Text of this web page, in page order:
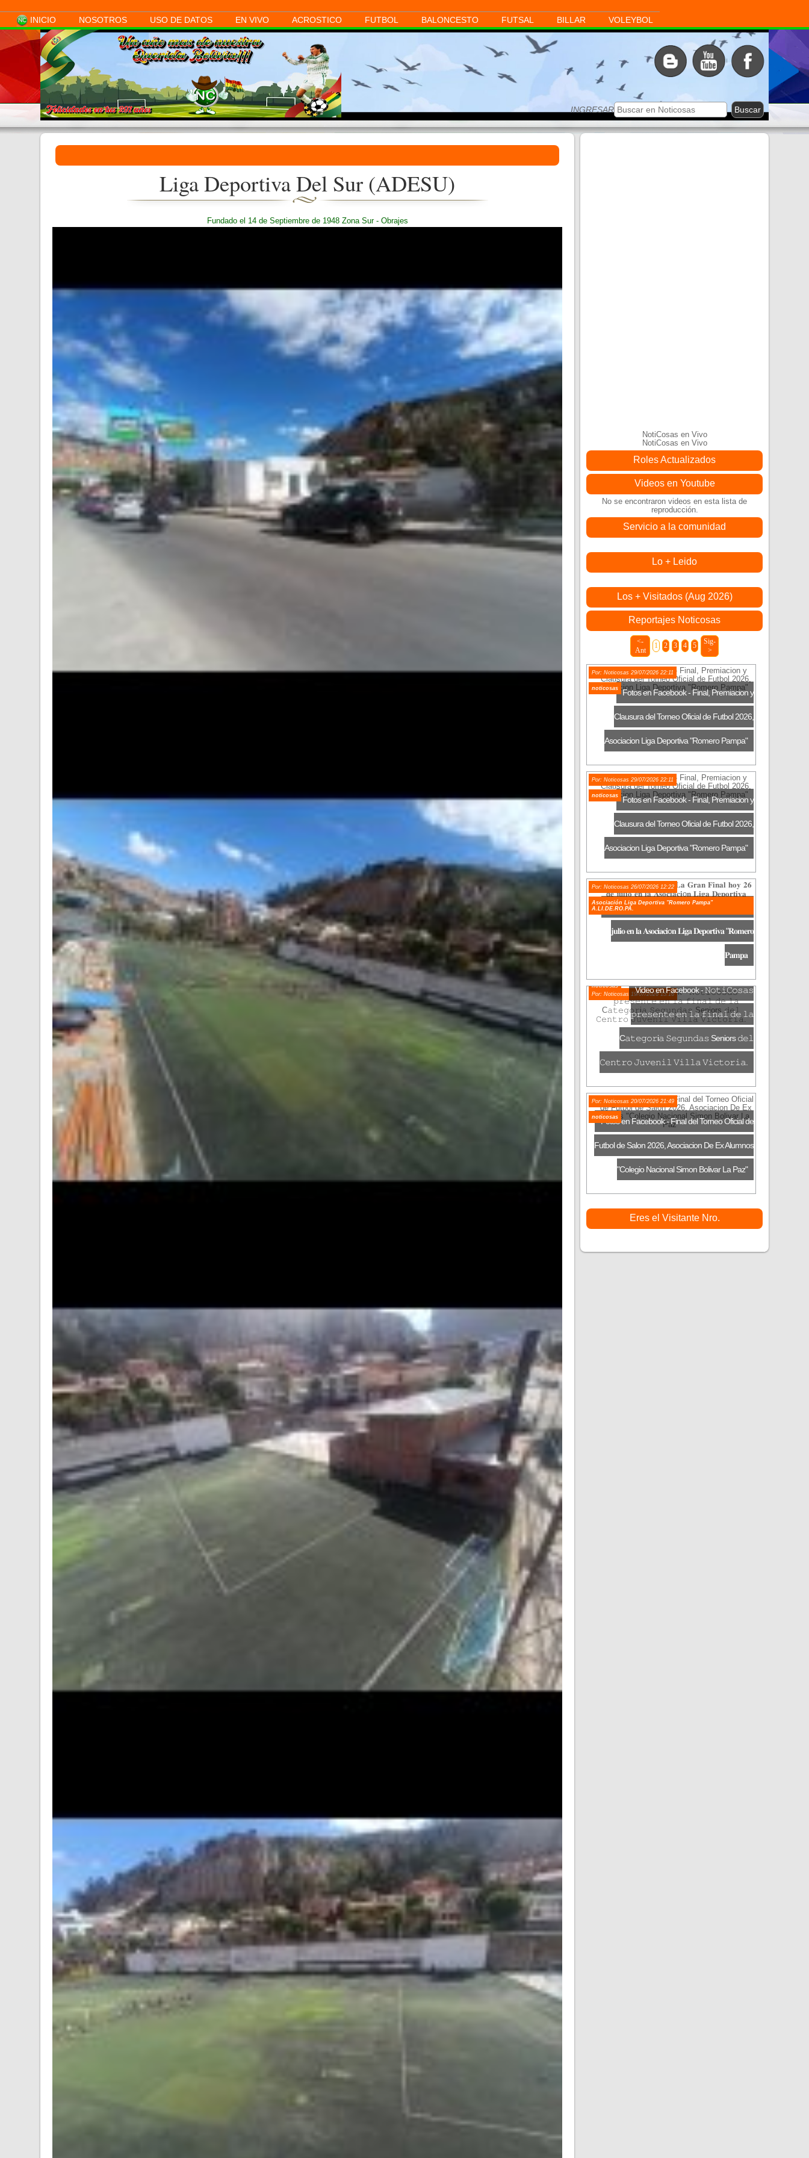
INICIO NOSOTROS USO DE DATOS EN VIVO ACROSTICO FUTBOL BALONCESTO FUTSAL BILLAR VOLEYBOL
INGRESAR
Liga Deportiva Del Sur (ADESU)
Fundado el 14 de Septiembre de 1948 Zona Sur - Obrajes
NotiCosas en Vivo
NotiCosas en Vivo
Roles Actualizados
Videos en Youtube
No se encontraron videos en esta lista de
reproducción.
Servicio a la comunidad
Lo + Leido
Los + Visitados (Aug 2026)
Reportajes Noticosas
<-
Ant
1 2 3 4 5
Sig-
>
Por: Noticosas 29/07/2026 22:11
noticosas Fotos en Facebook - Final, Premiacion y
Clausura del Torneo Oficial de Futbol 2026,
Asociacion Liga Deportiva "Romero Pampa"
Por: Noticosas 29/07/2026 22:11
noticosas Fotos en Facebook - Final, Premiacion y
Clausura del Torneo Oficial de Futbol 2026,
Asociacion Liga Deportiva "Romero Pampa"
Por: Noticosas 26/07/2026 12:22
Asociación Liga Deportiva "Romero Pampa"
A.LI.DE.RO.PA.
Video en Facebook - 𝐋𝐚 𝐆𝐫𝐚𝐧 𝐅𝐢𝐧𝐚𝐥 𝐡𝐨𝐲 𝟐𝟔 𝐝𝐞
𝐣𝐮𝐥𝐢𝐨 𝐞𝐧 𝐥𝐚 𝐀𝐬𝐨𝐜𝐢𝐚𝐜𝐢o𝐧 𝐋𝐢𝐠𝐚 𝐃𝐞𝐩𝐨𝐫𝐭𝐢𝐯𝐚 "𝐑𝐨𝐦𝐞𝐫𝐨
𝐏𝐚𝐦𝐩𝐚
Por: Noticosas 19/07/2026 15:16
noticosas Video en Facebook - 𝙽𝚘𝚝𝚒𝙲𝚘𝚜𝚊𝚜
𝚙𝚛𝚎𝚜𝚎𝚗𝚝𝚎 𝚎𝚗 𝚕𝚊 𝚏𝚒𝚗𝚊𝚕 𝚍𝚎 𝚕𝚊
C𝚊𝚝𝚎𝚐𝚘𝚛i𝚊 𝚂𝚎𝚐𝚞𝚗𝚍𝚊𝚜 Seniors 𝚍𝚎𝚕
𝙲𝚎𝚗𝚝𝚛𝚘 𝙹𝚞𝚟𝚎𝚗𝚒𝚕 𝚅𝚒𝚕𝚕𝚊 𝚅𝚒𝚌𝚝𝚘𝚛𝚒𝚊.
Por: Noticosas 20/07/2026 21:49
noticosas
Fotos en Facebook - Final del Torneo Oficial de
Futbol de Salon 2026, Asociacion De Ex Alumnos
"Colegio Nacional Simon Bolivar La Paz"
Eres el Visitante Nro.